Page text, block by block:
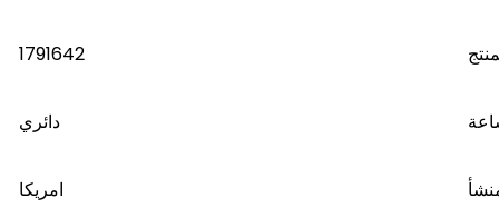
1791642
دائري
امريكا